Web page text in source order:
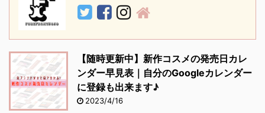
【随時更新中】新作コスメの発売日カレ
ンダー早見表｜自分のGoogleカレンダー
に登録も出来ます♪
2023/4/16